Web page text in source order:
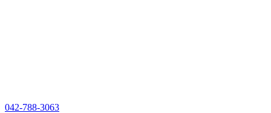
042-788-3063